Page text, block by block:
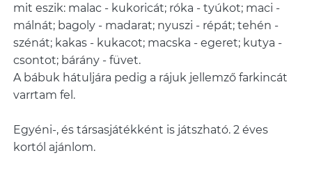
mit eszik: malac - kukoricát; róka - tyúkot; maci -
málnát; bagoly - madarat; nyuszi - répát; tehén -
szénát; kakas - kukacot; macska - egeret; kutya -
csontot; bárány - füvet.
A bábuk hátuljára pedig a rájuk jellemző farkincát
varrtam fel.
Egyéni-, és társasjátékként is játszható. 2 éves
kortól ajánlom.